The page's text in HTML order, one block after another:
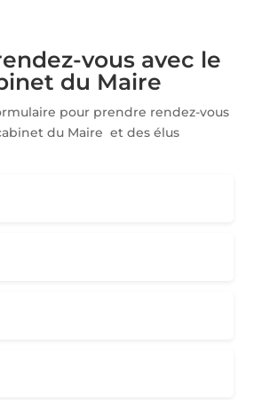
vous avec le
du Maire
pour prendre rendez-vous
du Maire et des élus